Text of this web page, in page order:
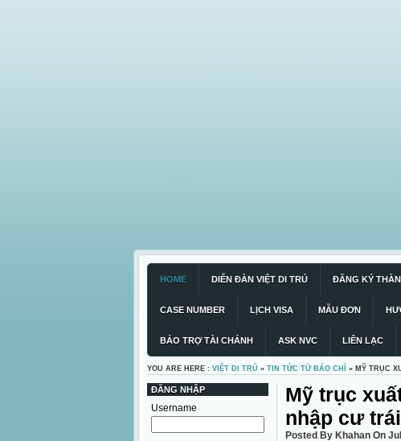
HOME DIỄN ĐÀN VIỆT DI TRÚ ĐĂNG KÝ
CASE NUMBER LỊCH VISA MẪU ĐƠN
BẢO TRỢ TÀI CHÁNH ASK NVC LIÊN LẠC
YOU ARE HERE : VIỆT DI TRÚ » TIN TỨC TỪ BÁO CHÍ » MỸ TRỤC
ĐĂNG NHẬP
Username
Mỹ trục
nhập cư
Posted By Khahan On